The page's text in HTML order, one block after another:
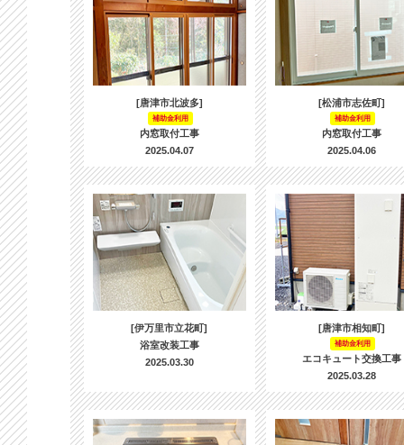
[唐津市北波多]
補助金利用
内窓取付工事
2025.04.07
[松浦市志佐町]
補助金利用
内窓取付工事
2025.04.06
[伊万里市立花町]
浴室改装工事
2025.03.30
[唐津市相知町]
補助金利用
エコキュート交換工事
2025.03.28